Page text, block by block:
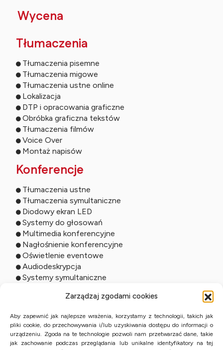
Zarządzaj zgodami cookies
Aby zapewnić jak najlepsze wrażenia, korzystamy z technologii, takich jak
pliki cookie, do przechowywania i/lub uzyskiwania dostępu do informacji o
urządzeniu. Zgoda na te technologie pozwoli nam przetwarzać dane, takie
jak zachowanie podczas przeglądania lub unikalne identyfikatory na tej
Wycena
Tłumaczenia
Tłumaczenia pisemne
Tłumaczenia migowe
Tłumaczenia ustne online
Lokalizacja
DTP i opracowania graficzne
Obróbka graficzna tekstów
Tłumaczenia filmów
Voice Over
Montaż napisów
Konferencje
Tłumaczenia ustne
Tłumaczenia symultaniczne
Diodowy ekran LED
Systemy do głosowań
Multimedia konferencyjne
Nagłośnienie konferencyjne
Oświetlenie eventowe
Audiodeskrypcja
Systemy symultaniczne
Usługi online
Tłumaczenia zdalne
Tłumaczenia ustne online
Studio online